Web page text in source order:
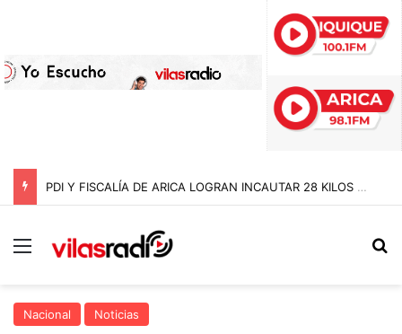
PDI Y FISCALÍA DE ARICA LOGRAN INCAUTAR 28 KILOS DE MARIHUANA OCULTOS EN UN CAMIÓN DE ALTO TONELAJE EN CHUNGARÁ
Menú
Nacional Noticias